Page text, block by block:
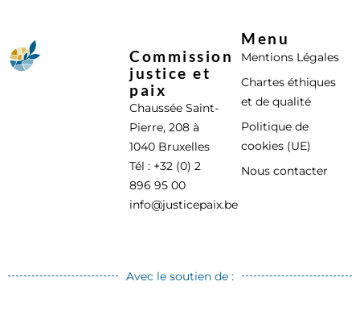
Commission
justice et
paix
Chaussée Saint-
Pierre, 208 à
1040 Bruxelles
Tél : +32 (0) 2
896 95 00
info@justicepaix.be
Menu
Mentions Légales
Chartes éthiques
et de qualité
Politique de
cookies (UE)
Nous contacter
Avec le soutien de :